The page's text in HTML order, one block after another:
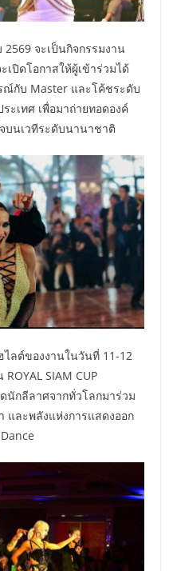
จะเป็นกิจกรรมงาน
ปิดโอกาสให้ผู้เข้าร่วมได้
ณ์กับ Master และโค้ชระดับ
ะเทศ เพื่อมาถ่ายทอดองค์
บนเวทีระดับนานาชาติ
ลต์ของงานในวันที่ 11-12
SIAM CUP
นักลีลาศจากทั่วโลกมาร่วม
และพลังแห่งการแสดงออก